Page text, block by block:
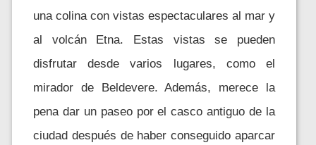
una colina con vistas espectaculares al mar y
al volcán Etna. Estas vistas se pueden
disfrutar desde varios lugares, como el
mirador de Beldevere. Además, merece la
pena dar un paseo por el casco antiguo de la
ciudad después de haber conseguido aparcar